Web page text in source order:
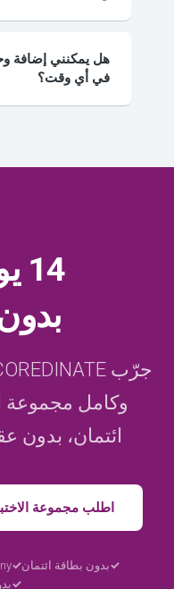
هل يمكنني إضافة
في أي وقت؟
14 يومًا مجانًا.
وكامل مجموعة
ائتمان، بدون
اطلب مجموعة
بدون بطاقة ائتمان